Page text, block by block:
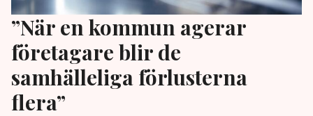
”När en kommun agerar
företagare blir de
samhälleliga förlusterna
flera”